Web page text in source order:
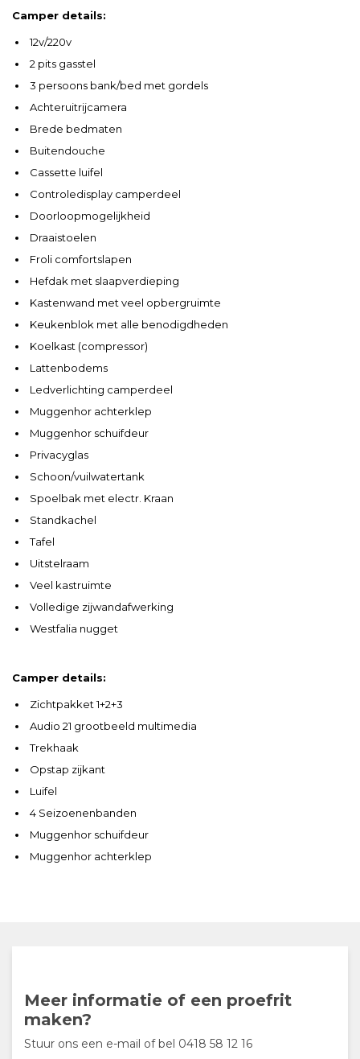
Camper details:
12v/220v
2 pits gasstel
3 persoons bank/bed met gordels
Achteruitrijcamera
Brede bedmaten
Buitendouche
Cassette luifel
Controledisplay camperdeel
Doorloopmogelijkheid
Draaistoelen
Froli comfortslapen
Hefdak met slaapverdieping
Kastenwand met veel opbergruimte
Keukenblok met alle benodigdheden
Koelkast (compressor)
Lattenbodems
Ledverlichting camperdeel
Muggenhor achterklep
Muggenhor schuifdeur
Privacyglas
Schoon/vuilwatertank
Spoelbak met electr. Kraan
Standkachel
Tafel
Uitstelraam
Veel kastruimte
Volledige zijwandafwerking
Westfalia nugget
Camper details:
Zichtpakket 1+2+3
Audio 21 grootbeeld multimedia
Trekhaak
Opstap zijkant
Luifel
4 Seizoenenbanden
Muggenhor schuifdeur
Muggenhor achterklep
Meer informatie of een proefrit
maken?
Stuur ons een e-mail of bel 0418 58 12 16